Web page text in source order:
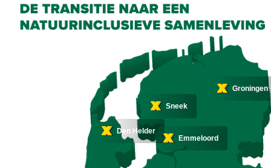
Groningen
Den Helder
Sneek
Emmeloord